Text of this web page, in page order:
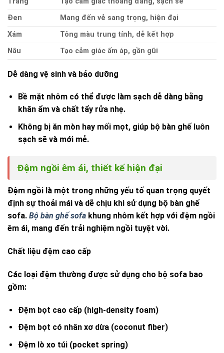
Đen
Mang đến vẻ sang trọng, hiện đại
Xám
Tông màu trung tính, dễ kết hợp
Nâu
Tạo cảm giác ấm áp, gần gũi
Dễ dàng vệ sinh và bảo dưỡng
Bề mặt nhôm có thể được làm sạch dễ dàng bằng
khăn ẩm và chất tẩy rửa nhẹ.
Không bị ăn mòn hay mối mọt, giúp bộ bàn ghế luôn
sạch sẽ và mới mẻ.
Đệm ngồi êm ái, thiết kế hiện đại
Đệm ngồi là một trong những yếu tố quan trọng quyết
định sự thoải mái và dễ chịu khi sử dụng bộ bàn ghế
sofa. Bộ bàn ghế sofa khung nhôm kết hợp với đệm ngồi
êm ái, mang đến trải nghiệm ngồi tuyệt vời.
Chất liệu đệm cao cấp
Các loại đệm thường được sử dụng cho bộ sofa bao
gồm:
Đệm bọt cao cấp (high-density foam)
Đệm bọt có nhân xơ dừa (coconut fiber)
Đệm lò xo túi (pocket spring)